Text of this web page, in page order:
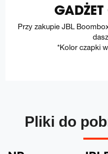
Przy zakupie JBL
*Kolor czapki
Pliki do